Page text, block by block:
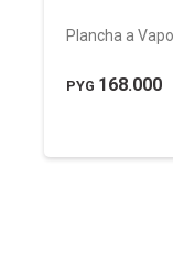
Plancha a
PYG 168.000